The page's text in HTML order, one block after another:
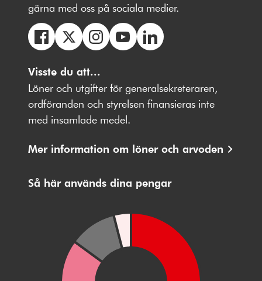
gärna med oss på sociala medier.
oss
på
Facebbok
oss
på
X
oss
på
Instagram
på
Youtube
på
LinkedIn
Visste du att...
Löner och utgifter för generalsekreteraren,
ordföranden och styrelsen finansieras inte
med insamlade medel.
Mer information om löner och arvoden
Så här används dina pengar